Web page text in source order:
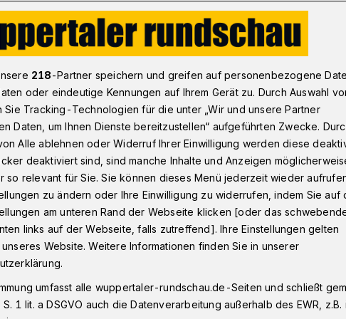
blauen Hyazinth-Aras
den leuchtend
Aras
veranstaltet am 31. Mai 2026
zweiten Mal einen Ara-Thementag
218-Partner speichern und greifen auf personenbezogene
oder eindeutige Kennungen auf Ihrem Gerät zu. Durch Auswahl
Sie Tracking-Technologien für die unter „Wir und unsere Partner
Daten, um Ihnen Dienste bereitzustellen“ aufgeführten Zwecke.
Alle ablehnen oder Widerruf Ihrer Einwilligung werden diese
deaktiviert sind, sind manche Inhalte und Anzeigen
so relevant für Sie. Sie können dieses Menü jederzeit wieder
zu ändern oder Ihre Einwilligung zu widerrufen, indem Sie auf
am unteren Rand der Webseite klicken [oder das
links auf der Webseite, falls zutreffend]. Ihre Einstellungen gelten
Website. Weitere Informationen finden Sie in unserer
umfasst alle wuppertaler-rundschau.de-Seiten und schließt
1 lit. a DSGVO auch die Datenverarbeitung außerhalb des EWR, z.B.